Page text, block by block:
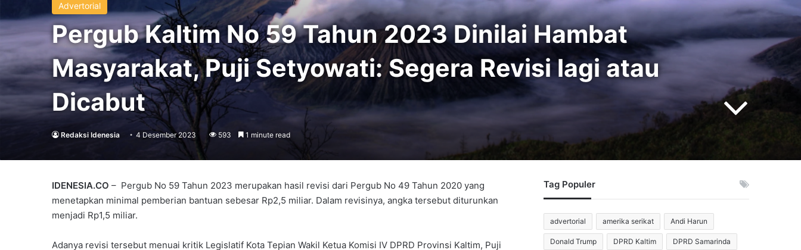
Advertorial
Pergub Kaltim No 59 Tahun 2023 Dinilai Hambat
Masyarakat, Puji Setyowati: Segera Revisi lagi atau
Dicabut
Redaksi Idenesia 4 Desember 2023 593 1 minute read
IDENESIA.CO – Pergub No 59 Tahun 2023 merupakan hasil revisi dari Pergub No 49 Tahun 2020 yang
menetapkan minimal pemberian bantuan sebesar Rp2,5 miliar. Dalam revisinya, angka tersebut diturunkan
menjadi Rp1,5 miliar.
Adanya revisi tersebut menuai kritik Legislatif Kota Tepian Wakil Ketua Komisi IV DPRD Provinsi Kaltim, Puji
Tag Populer
advertorial amerika serikat Andi Harun
Donald Trump DPRD Kaltim DPRD Samarinda